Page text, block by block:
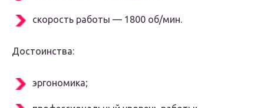
скорость работы — 1800 об/мин.
Достоинства:
эргономика;